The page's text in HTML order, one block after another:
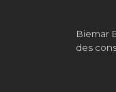
Biemar
des